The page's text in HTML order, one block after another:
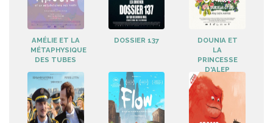
AMÉLIE ET LA
MÉTAPHYSIQUE
DES TUBES
DOSSIER 137
DOUNIA ET
LA
PRINCESSE
D'ALEP